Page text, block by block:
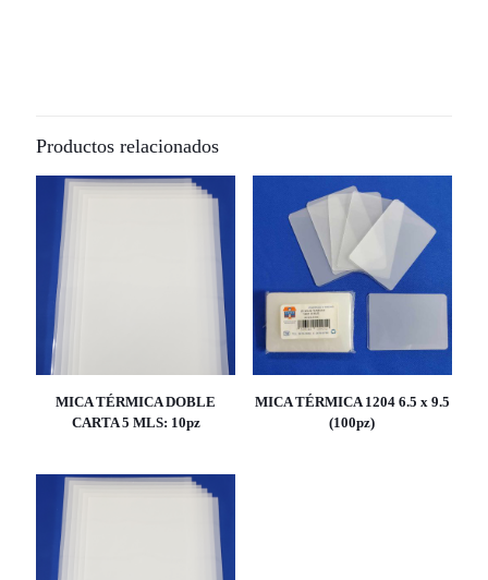
Productos relacionados
MICA TÉRMICA DOBLE
CARTA 5 MLS: 10pz
MICA TÉRMICA 1204 6.5 x 9.5
(100pz)